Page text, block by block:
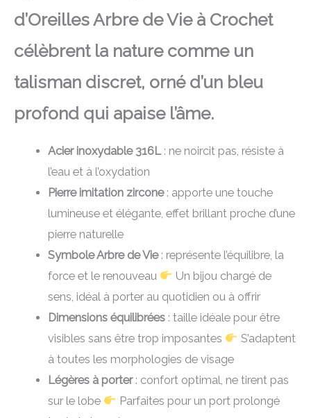
d’Oreilles Arbre de Vie à Crochet
célèbrent la nature comme un
talisman discret, orné d’un bleu
profond qui apaise l’âme.
Acier inoxydable 316L: ne noircit pas, résiste à
l’eau et à l’oxydation
Pierre imitation zircone: apporte une touche
lumineuse et élégante, effet brillant proche d’une
pierre naturelle
Symbole Arbre de Vie: représente l’équilibre, la
force et le renouveau
Un bijou chargé de
sens, idéal à porter au quotidien ou à offrir
Dimensions équilibrées : taille idéale pour être
visibles sans être trop imposantes
S’adaptent
à toutes les morphologies de visage
Légères à porter: confort optimal, ne tirent pas
sur le lobe
Parfaites pour un port prolongé